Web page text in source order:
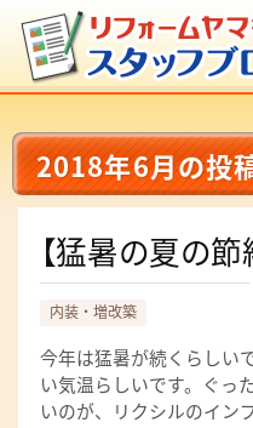
2018年6月の投
【猛暑の夏の節
内装・増改築
今年は猛暑が続くらしい
い気温らしいです。ぐっ
いのが、リクシルのイン